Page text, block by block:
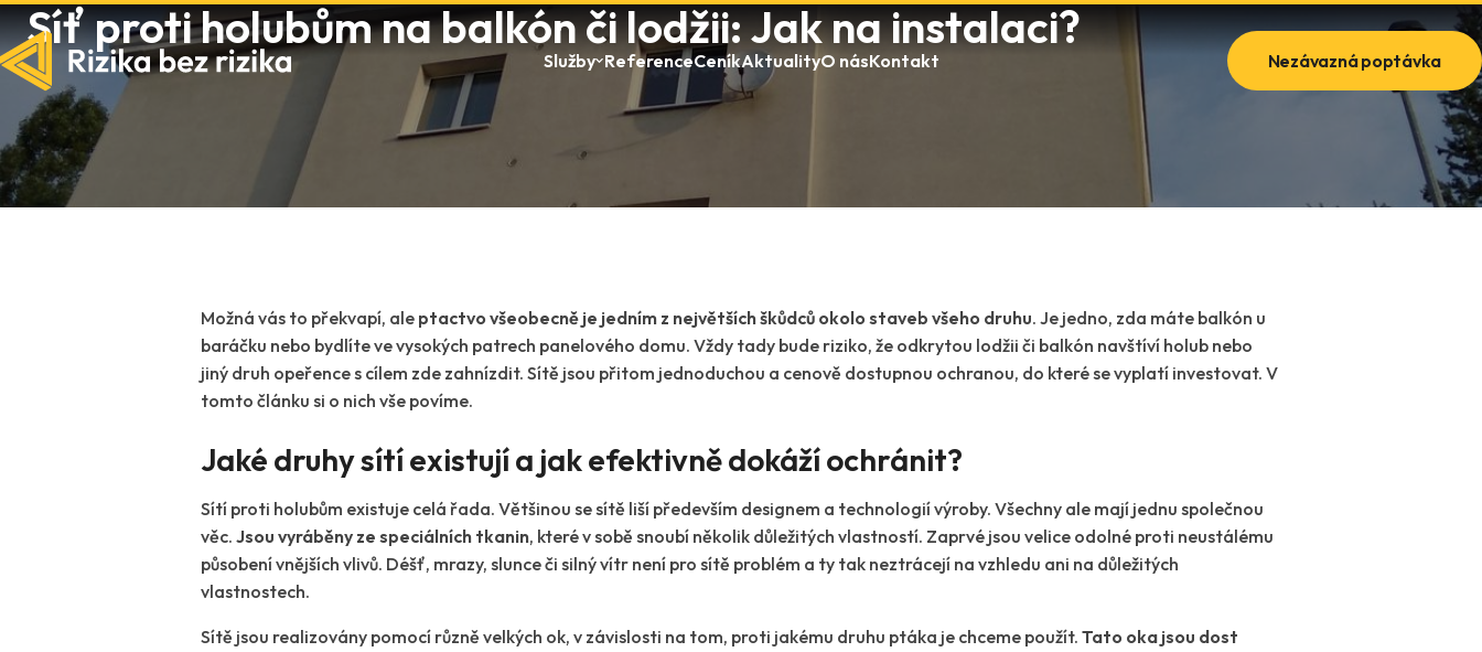
Služby ReferenceCeníkAktualityO násKontakt Nezávazná poptávka
Síť proti holubům na balkón či lodžii: Jak na instalaci?
Možná vás to překvapí, ale ptactvo všeobecně je jedním z největších škůdců okolo staveb všeho druhu. Je jedno, zda máte balkón u
baráčku nebo bydlíte ve vysokých patrech panelového domu. Vždy tady bude riziko, že odkrytou lodžii či balkón navštíví holub nebo
jiný druh opeřence s cílem zde zahnízdit. Sítě jsou přitom jednoduchou a cenově dostupnou ochranou, do které se vyplatí investovat. V
tomto článku si o nich vše povíme.
Jaké druhy sítí existují a jak efektivně dokáží ochránit?
Sítí proti holubům existuje celá řada. Většinou se sítě liší především designem a technologií výroby. Všechny ale mají jednu společnou
věc. Jsou vyráběny ze speciálních tkanin, které v sobě snoubí několik důležitých vlastností. Zaprvé jsou velice odolné proti neustálému
působení vnějších vlivů. Déšť, mrazy, slunce či silný vítr není pro sítě problém a ty tak neztrácejí na vzhledu ani na důležitých
vlastnostech.
Sítě jsou realizovány pomocí různě velkých ok, v závislosti na tom, proti jakému druhu ptáka je chceme použít. Tato oka jsou dost